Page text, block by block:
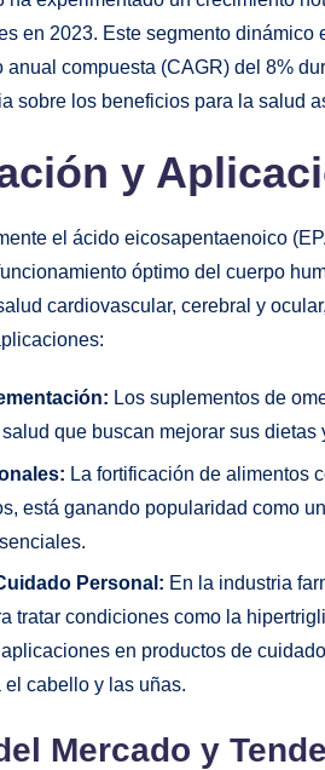
en 2023. Este segmento
anual compuesta (CAGR) del 8%
sobre los beneficios para la salud
y
el ácido eicosapentaenoico
óptimo del cuerpo
cardiovascular, cerebral y
Los suplementos de
que buscan mejorar sus
La fortificación de alimentos
está ganando popularidad como
Personal: En la industria
tratar condiciones como la
en productos de
cabello y las uñas.
Mercado y